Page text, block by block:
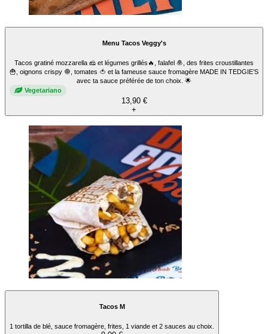
Menu Tacos Veggy's
Tacos gratiné mozzarella 🧀 et légumes grillés🔥, falafel 🧆, des frites croustillantes
🍟, oignons crispy 🧅, tomates 🍅 et la fameuse sauce fromagère MADE IN TEDGIE’S
avec ta sauce préférée de ton choix. 🌟
Vegetariano
13,90 €
+
Tacos M
1 tortilla de blé, sauce fromagère, frites, 1 viande et 2 sauces au choix.